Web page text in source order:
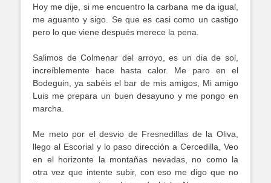
Hoy me dije, si me encuentro la carbana me da igual,
me aguanto y sigo. Se que es casi como un castigo
pero lo que viene después merece la pena.
Salimos de Colmenar del arroyo, es un dia de sol,
increíblemente hace hasta calor. Me paro en el
Bodeguin, ya sabéis el bar de mis amigos, Mi amigo
Luis me prepara un buen desayuno y me pongo en
marcha.
Me meto por el desvio de Fresnedillas de la Oliva,
llego al Escorial y lo paso dirección a Cercedilla, Veo
en el horizonte la montañas nevadas, no como la
otra vez que intente subir, con eso me digo que no